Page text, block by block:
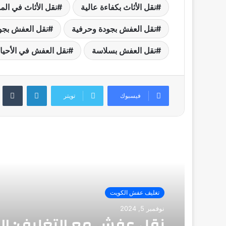
نقل الأثاث بكفاءة عالية نقل الأثاث في
نقل العفش بجودة وحرفية نقل العفش
نقل العفش بسلاسة نقل العفش في
فيسبوك تويتر
لينكدإن ‏Tumblr
تغليف عفش الكويت
نوفمبر 5, 2024